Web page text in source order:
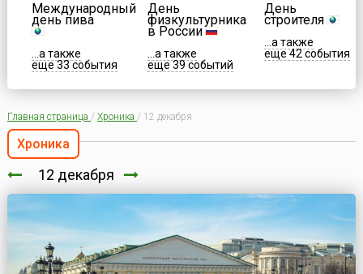
Международный
день пива
...а также
еще 33 события
День
физкультурника
в России
...а также
еще 39 событий
День
строителя
...а также
еще 42 события
Главная страница / Хроника / 12 декабря
Хроника
12 декабря